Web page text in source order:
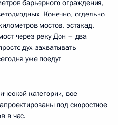
барьерного ограждения,
Конечно, отдельно
мостов, эстакад,
через реку Дон – два
дух захватывать
уже поедут
категории, все
под скоростное
в час.